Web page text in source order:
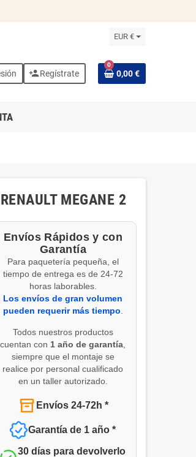
EUR €
person_addRegístrate
0
0,00 €
MEGANE 2
Envíos Rápidos y con
Garantía
Para paquetería pequeña, el
tiempo de entrega es de 24-72
horas laborables.
Los envíos de gran volumen
pueden requerir más tiempo
Todos nuestros productos
cuentan con 1 año de garantía
siempre que el montaje se
realice por personal cualificado
en un taller autorizado.
Envíos 24-72h *
Garantía de 1 año *
30 días para devolverlo